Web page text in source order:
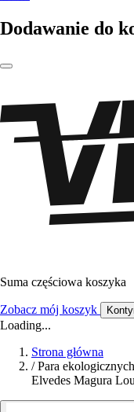
Dodawanie do
Suma częściowa koszyka
Zobacz mój koszyk
Loading...
Strona główna
/ Para
Elvedes Magura